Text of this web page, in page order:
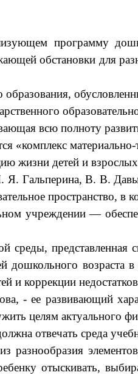
программу
обстановки для
всю полноту
жизни детей и
Я. Гальперина, В. В.
пространство, в
учреждении —
среды,
возраста
и коррекции
- ее развивающий
целям актуального
отвечать среда
разнообразия
отыскивать,